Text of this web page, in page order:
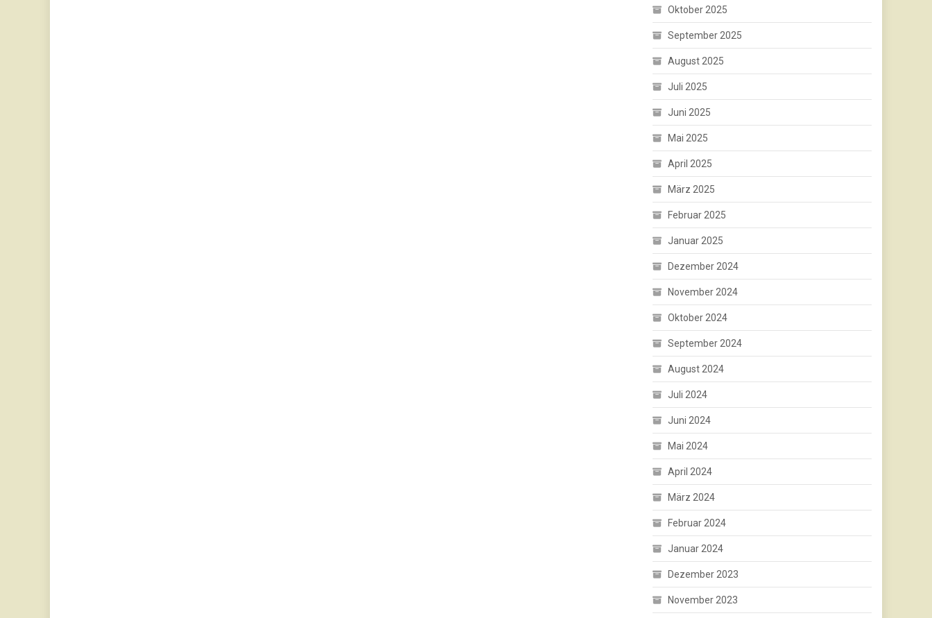
Oktober 2025
September 2025
August 2025
Juli 2025
Juni 2025
Mai 2025
April 2025
März 2025
Februar 2025
Januar 2025
Dezember 2024
November 2024
Oktober 2024
September 2024
August 2024
Juli 2024
Juni 2024
Mai 2024
April 2024
März 2024
Februar 2024
Januar 2024
Dezember 2023
November 2023